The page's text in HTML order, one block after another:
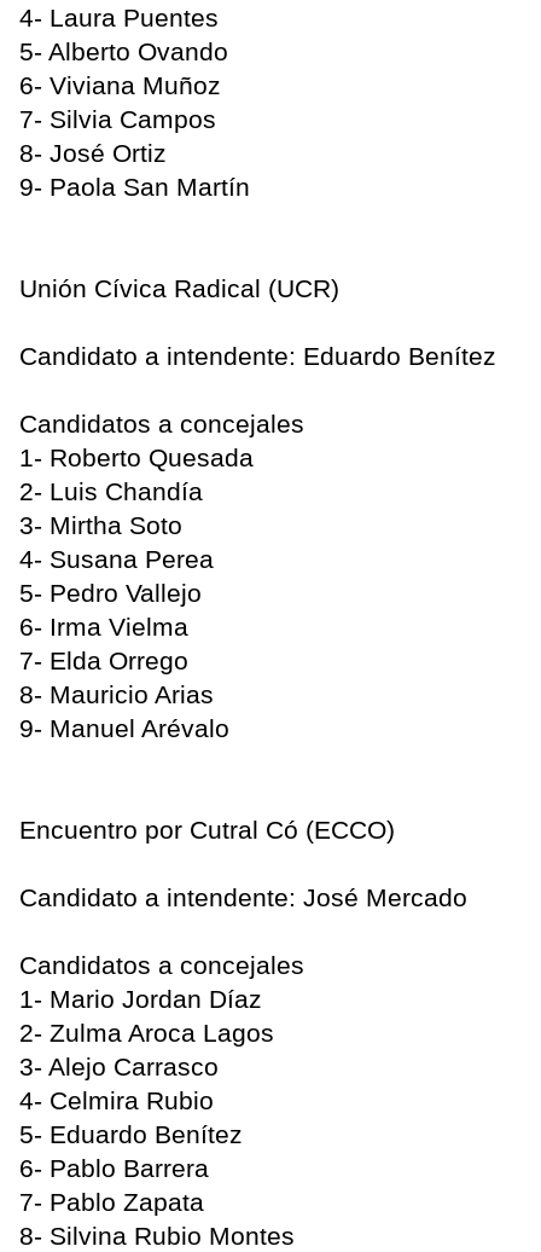
4- Laura Puentes
5- Alberto Ovando
6- Viviana Muñoz
7- Silvia Campos
8- José Ortiz
9- Paola San Martín
Unión Cívica Radical (UCR)
Candidato a intendente: Eduardo Benítez
Candidatos a concejales
1- Roberto Quesada
2- Luis Chandía
3- Mirtha Soto
4- Susana Perea
5- Pedro Vallejo
6- Irma Vielma
7- Elda Orrego
8- Mauricio Arias
9- Manuel Arévalo
Encuentro por Cutral Có (ECCO)
Candidato a intendente: José Mercado
Candidatos a concejales
1- Mario Jordan Díaz
2- Zulma Aroca Lagos
3- Alejo Carrasco
4- Celmira Rubio
5- Eduardo Benítez
6- Pablo Barrera
7- Pablo Zapata
8- Silvina Rubio Montes